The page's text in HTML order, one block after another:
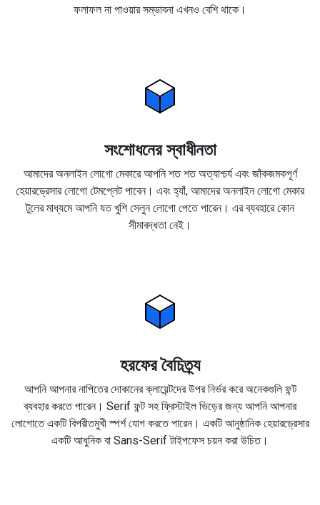
ফলাফল না পাওয়ার সম্ভাবনা এখনও বেশি থাকে।
সংশোধনের স্বাধীনতা
আমাদের অনলাইন লোগো মেকারে আপনি শত শত অত্যাশ্চর্য এবং জাঁকজমকপূর্ণ
হেয়ারড্রেসার লোগো টেমপ্লেট পাবেন। এবং হ্যাঁ, আমাদের অনলাইন লোগো মেকার
টুলের মাধ্যমে আপনি যত খুশি সেলুন লোগো পেতে পারেন। এর ব্যবহারে কোন
সীমাবদ্ধতা নেই।
হরফের বৈচিত্র্য
আপনি আপনার নাপিতের দোকানের ক্লায়েন্টদের উপর নির্ভর করে অনেকগুলি ফন্ট
ব্যবহার করতে পারেন। Serif ফন্ট সহ ফ্রিস্টাইল ভিড়ের জন্য আপনি আপনার
লোগোতে একটি বিপরীতমুখী স্পর্শ যোগ করতে পারেন। একটি আনুষ্ঠানিক হেয়ারড্রেসার
একটি আধুনিক বা Sans-Serif টাইপফেস চয়ন করা উচিত।